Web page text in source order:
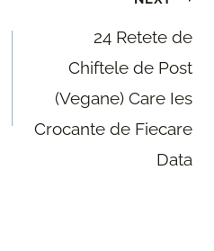
24 Retete de
Chiftele de Post
(Vegane) Care Ies
Crocante de Fiecare
Data